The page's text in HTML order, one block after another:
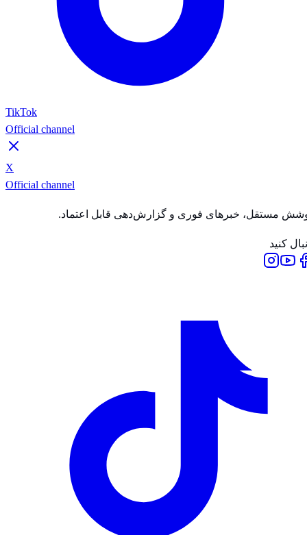
TikTok
Official channel
X
Official channel
مستقل، خبرهای فوری و گزارش‌دهی قابل اعتماد.
کنید